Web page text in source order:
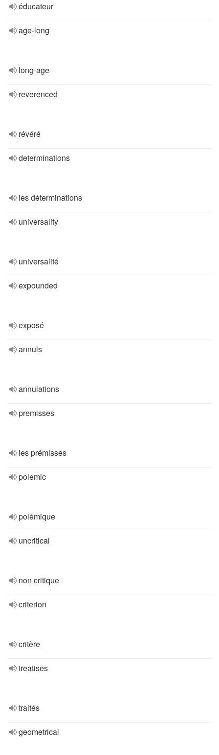
éducateur
age-long
long-age
reverenced
révéré
determinations
les déterminations
universality
universalité
expounded
exposé
annuls
annulations
premisses
les prémisses
polemic
polémique
uncritical
non critique
criterion
critère
treatises
traités
geometrical